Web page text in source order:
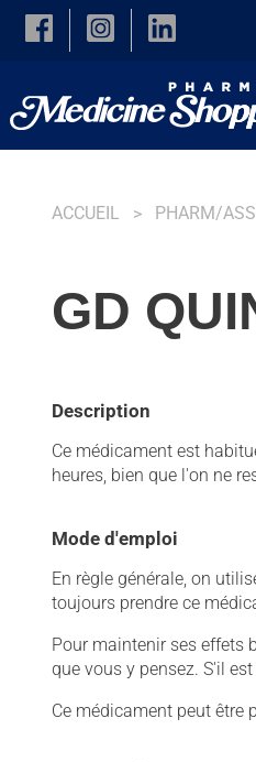
Skip to main content
ACCUEIL PHARM/
GD
Description
Ce médicament est
heures, bien que l'on ne
Mode d'emploi
En règle générale, on
toujours prendre ce
Pour maintenir ses effets
que vous y pensez. S'il
Ce médicament peut être